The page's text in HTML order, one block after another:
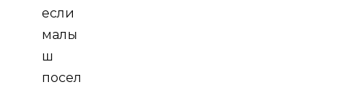
если
малы
ш
посел